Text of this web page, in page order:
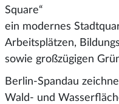
Square“
ein modernes
Arbeitsplätzen,
sowie großzügigen
Berlin-Spandau
Wald- und